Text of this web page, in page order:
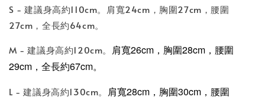
S - 建議身高約110cm。肩寬24cm，胸圍27cm，腰圍
27cm，全長約64cm。
M - 建議身高約120cm。 肩寬26cm，胸圍28cm，腰圍
29cm， 全長約67cm。
L - 建議身高約130cm。 肩寬28cm，胸圍30cm，腰圍